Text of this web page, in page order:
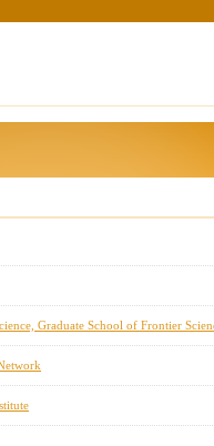
Graduate School of Frontier